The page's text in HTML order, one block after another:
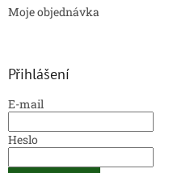
Moje objednávka
Přihlášení
E-mail
Heslo